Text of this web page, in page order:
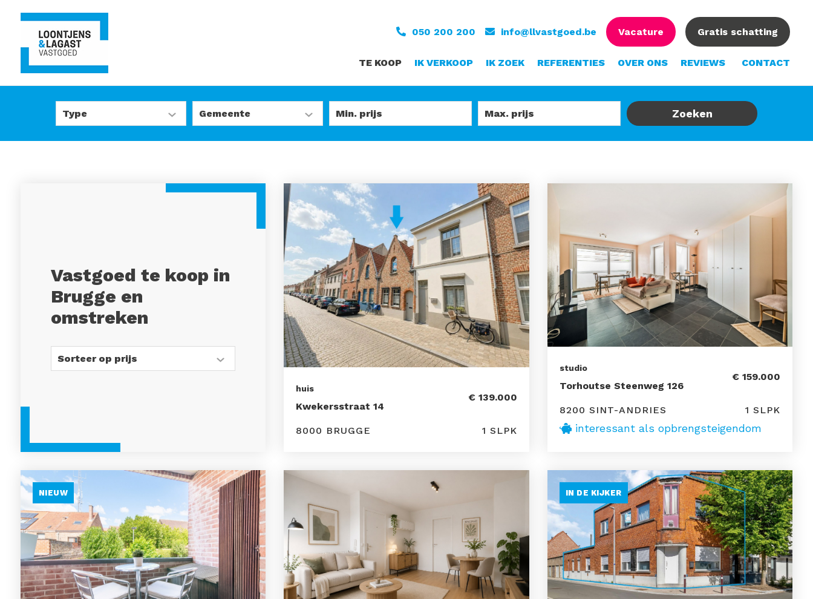
050 200 200 info@llvastgoed.be Vacature Gratis schatting
TE KOOP IK VERKOOP IK ZOEK REFERENTIES OVER ONS REVIEWS CONTACT
Zoeken
Vastgoed te koop in
Brugge en
omstreken
huis
Kwekersstraat 14
€ 139.000
8000 BRUGGE 1 SLPK
studio
Torhoutse Steenweg 126
€ 159.000
8200 SINT-ANDRIES 1 SLPK
interessant als opbrengsteigendom
NIEUW IN DE KIJKER